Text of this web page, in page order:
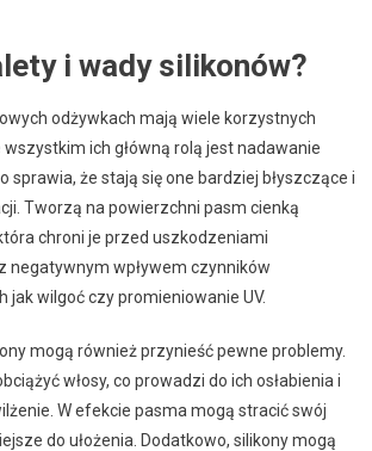
i wady silikonów?
odżywkach mają wiele korzystnych
wszystkim ich główną rolą jest nadawanie
sprawia, że stają się one bardziej błyszczące i
Tworzą na powierzchni pasm cienką
chroni je przed uszkodzeniami
negatywnym wpływem czynników
jak wilgoć czy promieniowanie UV.
mogą również przynieść pewne problemy.
włosy, co prowadzi do ich osłabienia i
W efekcie pasma mogą stracić swój
do ułożenia. Dodatkowo, silikony mogą